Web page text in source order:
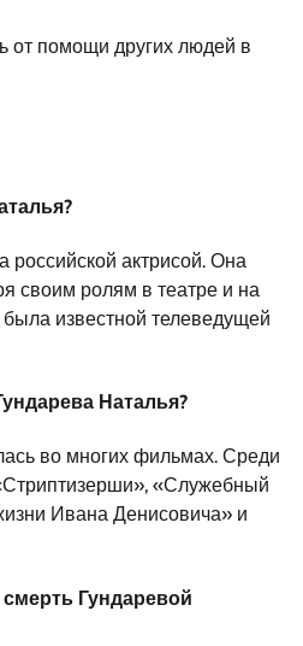
от помощи других людей в
российской актрисой. Она
своим ролям в театре и на
известной телеведущей
Наталья?
во многих фильмах. Среди
«Служебный
Ивана Денисовича» и
Гундаревой